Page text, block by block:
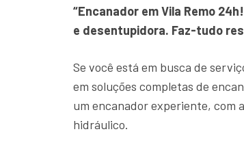
“Encanador em Vila Remo 24h!
e desentupidora. Faz-tudo
Se você está em busca de
em soluções completas de
um encanador experiente, com
hidráulico.